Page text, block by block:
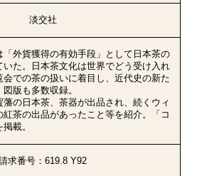
淡交社
外貨獲得の有効手段」として日本茶の
た。日本茶文化は世界でどう受け入れ
会での茶の扱いに着目し、近代史の新た
版も多数収録。
の日本茶、茶器が出品され、続くウィ
茶の出品があったこと等を紹介。「コ
載。
求番号：619.8 Y92